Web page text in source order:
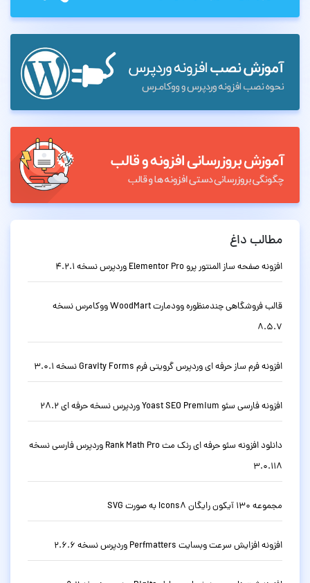
مطالب داغ
افزونه صفحه ساز المنتور پرو Elementor Pro وردپرس نسخه 4.2.1
قالب فروشگاهی چندمنظوره وودمارت WoodMart ووکامرس نسخه
8.5.7
افزونه فرم ساز حرفه ای وردپرس گرویتی فرم Gravity Forms نسخه 3.0.1
افزونه فارسی سئو Yoast SEO Premium وردپرس نسخه حرفه ای 28.2
دانلود افزونه سئو حرفه ای رنک مث Rank Math Pro وردپرس فارسی نسخه
3.0.118
مجموعه 130 آیکون رایگان Icons8 به صورت SVG
افزونه افزایش سرعت وبسایت Perfmatters وردپرس نسخه 2.6.6